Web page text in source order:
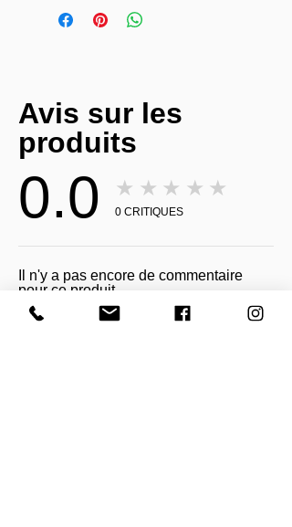
Avis sur les
produits
0.0 ★★★★★
0 CRITIQUES
Il n'y a pas encore de commentaire
pour ce produit.